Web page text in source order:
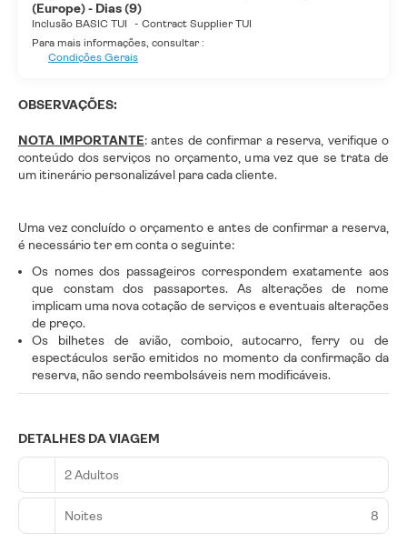
(Europe) - Dias (9)
Inclusão BASIC TUI - Contract Supplier TUI
Para mais informações, consultar :
Condições Gerais
OBSERVAÇÕES:
NOTA IMPORTANTE: antes de confirmar a reserva, verifique o
conteúdo dos serviços no orçamento, uma vez que se trata de
um itinerário personalizável para cada cliente.
Uma vez concluído o orçamento e antes de confirmar a reserva,
é necessário ter em conta o seguinte:
Os nomes dos passageiros correspondem exatamente aos
que constam dos passaportes. As alterações de nome
implicam uma nova cotação de serviços e eventuais alterações
de preço.
Os bilhetes de avião, comboio, autocarro, ferry ou de
espectáculos serão emitidos no momento da confirmação da
reserva, não sendo reembolsáveis nem modificáveis.
DETALHES DA VIAGEM
2 Adultos
Noites 8